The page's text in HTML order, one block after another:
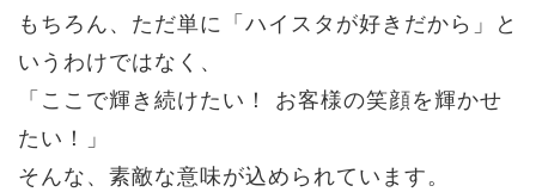
もちろん、ただ単に「ハイスタが好きだから」と
いうわけではなく、
「ここで輝き続けたい！ お客様の笑顔を輝かせ
たい！」
そんな、素敵な意味が込められています。